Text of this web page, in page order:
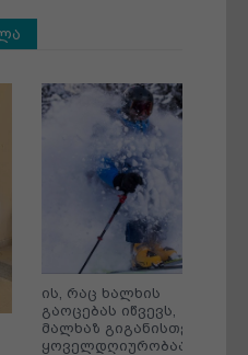
ის, რაც ხალხის
გაოცებას იწვევს,
მალხაზ გიგანისთვის
ყოველდღიურობაა